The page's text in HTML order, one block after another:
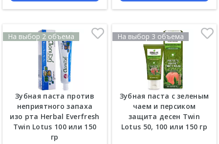
На выбор 2 объема
Зубная паста против
неприятного запаха
изо рта Herbal Everfresh
Twin Lotus 100 или 150
гр
На выбор 3 объема
Зубная паста с зеленым
чаем и персиком
защита десен Twin
Lotus 50, 100 или 150 гр